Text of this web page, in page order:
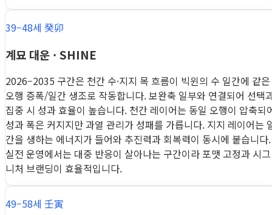
39–48세 癸卯
계묘 대운 · SHINE
2026–2035 구간은 천간 수·지지 목 흐름이 빅윈의 수 일간에 같은
오행 증폭/일간 생조로 작동합니다. 보완축 일부와 연결되어 선택
집중 시 성과 효율이 높습니다. 천간 레이어는 동일 오행이 압축되
성과 폭은 커지지만 과열 관리가 성패를 가릅니다. 지지 레이어는
간을 생하는 에너지가 들어와 추진력과 회복력이 동시에 붙습니다.
실전 운영에서는 대중 반응이 살아나는 구간이라 포맷 고정과 시그
니처 브랜딩이 효율적입니다.
49–58세 壬寅